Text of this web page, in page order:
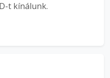
t kínálunk.